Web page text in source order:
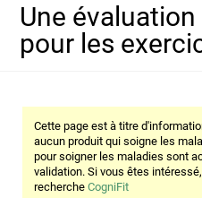
Une
pour les
Cette page est à titre
aucun produit qui soigne les
pour soigner les maladies sont
validation. Si vous êtes
rechercheCogniFit